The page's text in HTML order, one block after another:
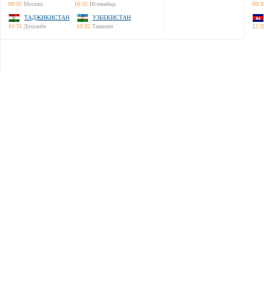
09:35 Москва
10:35 Исламабад
ТАДЖИКИСТАН
10:35 Душанбе
УЗБЕКИСТАН
10:35 Ташкент